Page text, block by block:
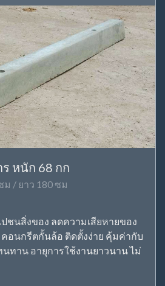
ร หนัก 68 กก
ม / ยาว 180 ซม
ชนสิ่งของ ลดความเสียหายของ
อนกรีตกั้นล้อ ติดตั้งง่าย คุ้มค่ากับ
นทาน อายุการใช้งานยาวนาน ไม่